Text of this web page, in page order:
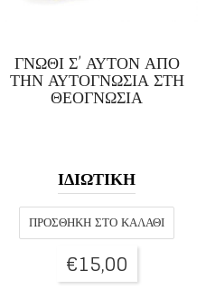
ΓΝΩΘΙ Σ’ ΑΥΤΟΝ ΑΠΟ
ΤΗΝ ΑΥΤΟΓΝΩΣΙΑ ΣΤΗ
ΘΕΟΓΝΩΣΙΑ
ΙΔΙΩΤΙΚΗ
ΠΡΟΣΘΉΚΗ ΣΤΟ ΚΑΛΆΘΙ
€15,00